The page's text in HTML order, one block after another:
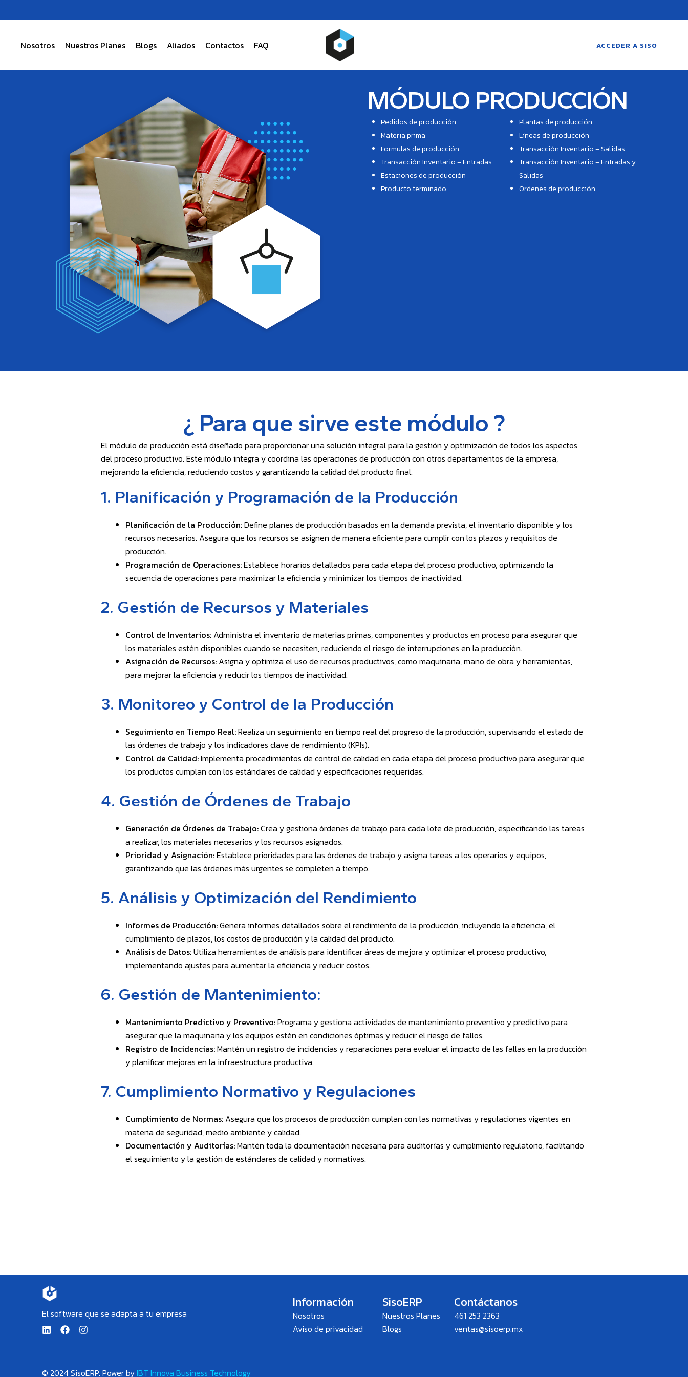
al
Nosotros
Nuestros Planes Blogs Aliados Contactos FAQ ACCEDER A SISO
MÓDULO PRODUCCIÓN
Pedidos de producción
Materia prima
Formulas de producción
Transacción Inventario – Entradas
Estaciones de producción
Producto terminado
Plantas de producción
Líneas de producción
Transacción Inventario – Salidas
Transacción Inventario – Entradas y
Salidas
Ordenes de producción
¿ Para que sirve este módulo ?
El módulo de producción está diseñado para proporcionar una solución integral para la gestión y optimización de todos los aspectos
del proceso productivo. Este módulo integra y coordina las operaciones de producción con otros departamentos de la empresa,
mejorando la eficiencia, reduciendo costos y garantizando la calidad del producto final.
1. Planificación y Programación de la Producción
Planificación de la Producción:Define planes de producción basados en la demanda prevista, el inventario disponible y los
recursos necesarios. Asegura que los recursos se asignen de manera eficiente para cumplir con los plazos y requisitos de
producción.
Programación de Operaciones:Establece horarios detallados para cada etapa del proceso productivo, optimizando la
secuencia de operaciones para maximizar la eficiencia y minimizar los tiempos de inactividad.
2. Gestión de Recursos y Materiales
Control de Inventarios: Administra el inventario de materias primas, componentes y productos en proceso para asegurar que
los materiales estén disponibles cuando se necesiten, reduciendo el riesgo de interrupciones en la producción.
Asignación de Recursos: Asigna y optimiza el uso de recursos productivos, como maquinaria, mano de obra y herramientas,
para mejorar la eficiencia y reducir los tiempos de inactividad.
3. Monitoreo y Control de la Producción
Seguimiento en Tiempo Real:Realiza un seguimiento en tiempo real del progreso de la producción, supervisando el estado de
las órdenes de trabajo y los indicadores clave de rendimiento (KPIs).
Control de Calidad:Implementa procedimientos de control de calidad en cada etapa del proceso productivo para asegurar que
los productos cumplan con los estándares de calidad y especificaciones requeridas.
4. Gestión de Órdenes de Trabajo
Generación de Órdenes de Trabajo:Crea y gestiona órdenes de trabajo para cada lote de producción, especificando las tareas
a realizar, los materiales necesarios y los recursos asignados.
Prioridad y Asignación:Establece prioridades para las órdenes de trabajo y asigna tareas a los operarios y equipos,
garantizando que las órdenes más urgentes se completen a tiempo.
5. Análisis y Optimización del Rendimiento
Informes de Producción:Genera informes detallados sobre el rendimiento de la producción, incluyendo la eficiencia, el
cumplimiento de plazos, los costos de producción y la calidad del producto.
Análisis de Datos:Utiliza herramientas de análisis para identificar áreas de mejora y optimizar el proceso productivo,
implementando ajustes para aumentar la eficiencia y reducir costos.
6. Gestión de Mantenimiento:
Mantenimiento Predictivo y Preventivo:Programa y gestiona actividades de mantenimiento preventivo y predictivo para
asegurar que la maquinaria y los equipos estén en condiciones óptimas y reducir el riesgo de fallos.
Registro de Incidencias:Mantén un registro de incidencias y reparaciones para evaluar el impacto de las fallas en la producción
y planificar mejoras en la infraestructura productiva.
7. Cumplimiento Normativo y Regulaciones
Cumplimiento de Normas: Asegura que los procesos de producción cumplan con las normativas y regulaciones vigentes en
materia de seguridad, medio ambiente y calidad.
Documentación y Auditorías:Mantén toda la documentación necesaria para auditorías y cumplimiento regulatorio, facilitando
el seguimiento y la gestión de estándares de calidad y normativas.
El software que se adapta a tu empresa
L
i
d
F
a
o
I
n
g
Información
Nosotros
Aviso de privacidad
SisoERP
Nuestros Planes
Blogs
Contáctanos
461 253 2363
ventas@sisoerp.mx
© 2024 SisoERP. Power byIBT Innova Business Technology